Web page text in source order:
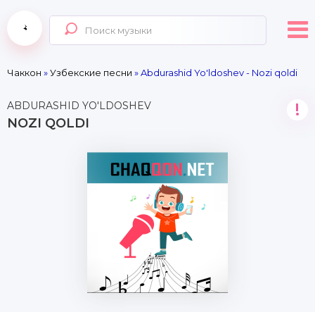
Чаккон »Узбекские песни » Abdurashid Yo'ldoshev - Nozi qoldi
ABDURASHID YO'LDOSHEV
NOZI QOLDI
!